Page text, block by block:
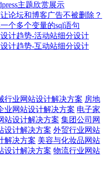
主题欣赏展示
论坛和博客广告不被删除？
个多个变量的sql语句
计趋势-活动站细分设计
计趋势-互动站细分设计
行业网站设计解决方案 房地
业网站设计解决方案 电子家
站设计解决方案 集团公司网
设计解决方案 外贸行业网站
解决方案 美容与化妆品网站
设计解决方案 物流行业网站